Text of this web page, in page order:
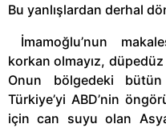
Bu yanlışlardan derhal
İmamoğlu’nun
korkan olmayız,
Onun bölgedeki
Türkiye’yi ABD’nin
için can suyu olan